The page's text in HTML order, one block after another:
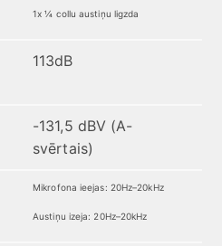
1x ¼ collu austiņu ligzda
113dB
-131,5 dBV (A-
svērtais)
Mikrofona ieejas: 20Hz–20kHz
Austiņu izeja: 20Hz–20kHz